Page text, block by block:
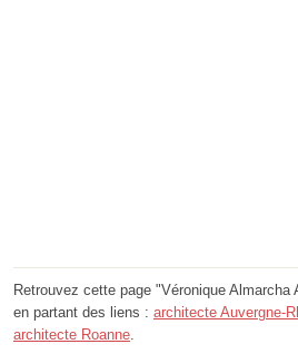
Retrouvez cette page "Véronique Almarcha
en partant des liens : architecte Auvergne-
architecte Roanne.